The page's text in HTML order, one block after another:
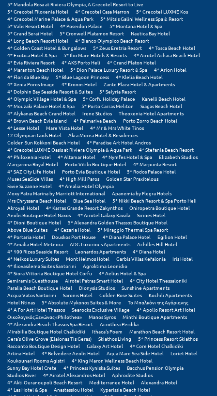
Πελοπόννησος
Πήλιο
Πιερία
Πλαταμώνας
Πλύτρα Λακωνίας
Πόρος
Πόρτο Χέλι
Πρέβεζα
Πύλος
Πύργος
Ρ
Ρέθυμνο
Ρίο
Ρόδος
Σ
Σαλαμίνα
Σαμοθράκη
Σάμος
Σαντορίνη
Σέριφος
Σέρρες
5* Mandola Rosa at Riviera Olympia, A Grecotel Resort to Live
5* Grecotel Filoxenia Hotel
4* Grecotel Casa Marron
5* Grecotel LUXME Kos
4* Grecotel Marine Palace & Aqua Park
5* Mitsis Galini Wellness Spa & Resort
5* Valis Resort Hotel
4* Poseidon Palace
5* Montana Hotel & Spa
5* Grand Serai Hotel
5* Cronwell Platamon Resort
Nautica Bay Hotel
4* Long Beach Resort Hotel
4* Bianco Olympico Beach Resort
4* Golden Coast Hotel & Bungalows
5* Zeus Eretria Resort
4* Tosca Beach Hotel
4* Exotica Hotel & Spa
5* Ilio Mare Hotels & Resorts
4* Airotel Achaia Beach Hotel
4* Evia Riviera Resort
4* AKS Porto Heli
4* Grand Platon Hotel
4* Maranton Beach Hotel
5* Dion Palace Luxury Resort & Spa
4* Arion Hotel
4* Florida Blue Bay
5* Blue Lagoon Princess
4* Klelia Beach Hotel
4* Xenia Poros Image
4* Kronos Hotel
Zante Plaza Hotel & Apartments
4* Dolphin Bay Seaside Resort & Suites
5* Selyria Resort
4* Olympic Village Hotel & Spa
5* Corfu Holiday Palace
Kanelli Beach Hotel
4* Mouzaki Palace Hotel & Spa
5* Porto Carras Meliton
Siagas Beach Hotel
4* Alykanas Beach Grand Hotel
Irene Studios
Theoxenia Hotel Apartments
4* Brown Beach Evia Island
4* Palmariva Beach
Porto Zorro Beach Hotel
4* Lesse Hotel
Mare Vista Hotel
4* Mr & Mrs White Tinos
12 Olympian Gods Hotel
Akra Morea Hotel & Residences
Golden Sun Kokkoni Beach Hotel
4* Paradise Art Hotel Andros
4* Grecotel LUXME Oasis at Riviera Olympia & Aqua Park
4* Stefania Beach Resort
4* Philoxenia Hotel
4* Altamar Hotel 4* Nymfes Hotel & Spa
Elizabeth Studios
Margarona Royal Hotel
Porto Vitilo Boutique Hotel
4* Marpunta Resort
4* SAZ City Life Hotel
Porto Evia Boutique Hotel
5* Rodos Palace Hotel
Muses SeaSide Villas
4* High Mill Paros
Golden Star Praxitelous
Favie Suzanne Hotel
4* Amalia Hotel Olympia
Moxy Patra Marina by Marriott International
Apanemia by Flegra Hotels
Mrs Chryssana Beach Hotel
Blue Sea Hotel
5* Nikki Beach Resort & Spa Porto Heli
Akroyali Hotel
4* Karras Grande Resort Zakynthos
Oniropetra Boutique Hotel
Aeolis Boutique Hotel Naxos
4* Airotel Galaxy Kavala
Sirines Hotel
4* Dioni Boutique Hotel
5* Alexandra Golden Thassos Boutique Hotel
Above Blue Suites
4* Cezaria Hotel
5* Miraggio Thermal Spa Resort
4* Portaria Hotel
Douskos Port House 4* Diana Palace Hotel
Egilion Hotel
4* Amalia Hotel Meteora
ADG Luxurious Apartments
Achilles Hill Hotel
4* 100 Rizes Seaside Resort
Leonardos Apartments
4* Diana Hotel
4* Neikos Luxury Suites
Mont Helmos Hotel Garbis Villas Kefalonia
Iris Hotel
4* Iliovasilema Suites Santorini
Agroktima Leonidio
4* Siora Vittoria Boutique Hotel Corfu
4* Aelius Hotel & Spa
Semiramis Guesthouse
Airotel Patras Smart Hotel
4* City Hotel Thessaloniki
Paralia Beach Boutique Hotel
Dionysis Studios
Sunshine Apartments
Acqua Vatos Santorini
Saronis Hotel Golden Rose Suites
Kochili Apartments
Hotel Ntinas
5* Absolute Mykonos Suites & More
Το Μπαλκόνι της Αγόριανης
4* A For Art Hotel Thassos
Searocks Exclusive Village
4* Apollo Resort Art Hotel
Οικολογικός Ξενώνας «Philothea»
Manos Syros
Minthi Boutique Apartments
4* Alexandra Beach Thassos Spa Resort
Acrothea Perdika
Mirabilia Boutique Hotel Chalkidiki
Ithaca's Poem
Marathon Beach Resort Hotel
Gera's Olive Grove (Elaionas Tis Geras)
Skiathos Living
5* Princess Resort Skiathos
Racconto Boutique Design Hotel
Galaxy Art Hotel
4* Core Hotel Chalkidiki
Artina Hotel
4* Belvedere Aeolis Hotel Aqua Mare Sea Side Hotel
Loriet Hotel
Koukounari Rooms Agistri
4* King Maron Wellness Beach Hotel
Sunny Bay Hotel Crete
4* Princess Kyniska Suites
Bacchus Pension Olympia
Studios River
4* Airotel Alexandros Hotel
Aphrodite Studios
4* Akti Ouranoupoli Beach Resort
Mediterranee Hotel
Alexandra Hotel
4* Las Hotel & Spa
Anastassiou Hotel
Kyparissia Beach Hotel